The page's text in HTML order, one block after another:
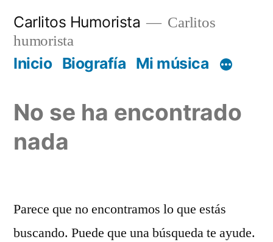
contenido
Carlitos Humorista
Carlitos
humorista
Inicio Biografía Mi música
No se ha encontrado
nada
Parece que no encontramos lo que estás
buscando. Puede que una búsqueda te ayude.